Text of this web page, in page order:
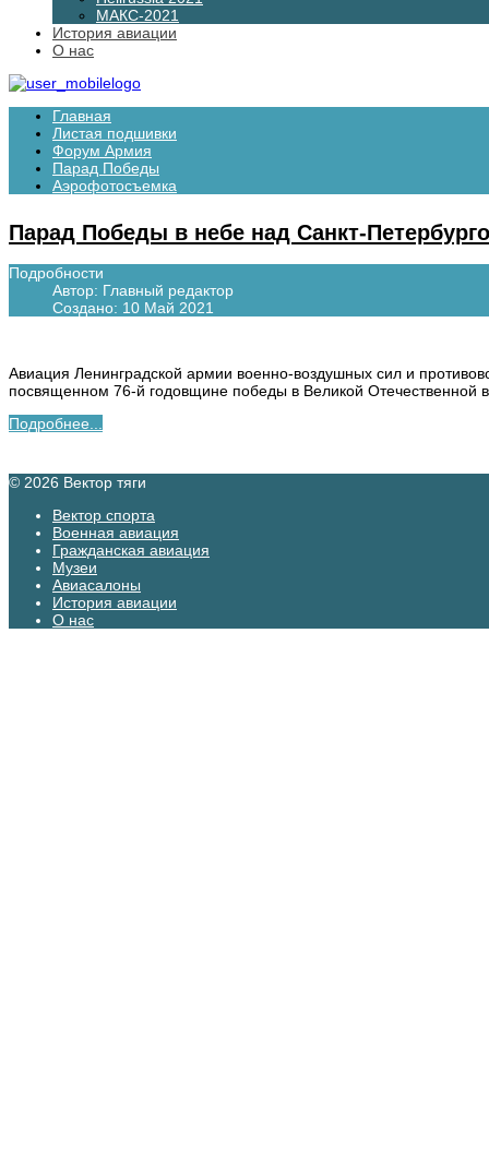
МАКС-2021
История авиации
О нас
Главная
Листая подшивки
Форум Армия
Парад Победы
Аэрофотосъемка
Парад Победы в небе над Санкт-
Подробности
Автор: Главный редактор
Создано: 10 Май 2021
Авиация Ленинградской армии военно-воздушных сил и
посвященном 76-й годовщине победы в Великой
Подробнее...
© 2026 Вектор тяги
Вектор спорта
Военная авиация
Гражданская авиация
Музеи
Авиасалоны
История авиации
О нас